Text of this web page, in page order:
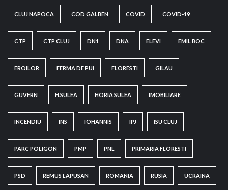
CLUJ NAPOCA COD GALBEN COVID COVID-19
CTP CTP CLUJ DN1 DNA ELEVI EMIL BOC
EROILOR FERMA DE PUI FLORESTI GILAU
GUVERN H.SULEA HORIA SULEA IMOBILIARE
INCENDIU INS IOHANNIS IPJ ISU CLUJ
PARC POLIGON PMP PNL PRIMARIA FLORESTI
PSD REMUS LAPUSAN ROMANIA RUSIA UCRAINA